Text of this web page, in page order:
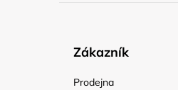
Zákazník
Prodejna